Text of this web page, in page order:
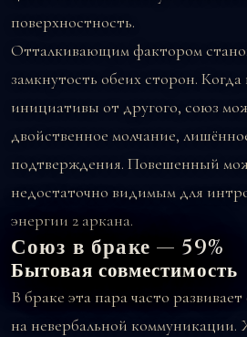
поверхностность.
Отталкивающим фактором
замкнутость обеих сторон.
инициативы от другого, союз
двойственное молчание,
подтверждения. Повешенный
недостаточно видимым для
энергии 2 аркана.
Союз в браке — 59%
Бытовая совместимость
В браке эта пара часто
на невербальной коммуникации.